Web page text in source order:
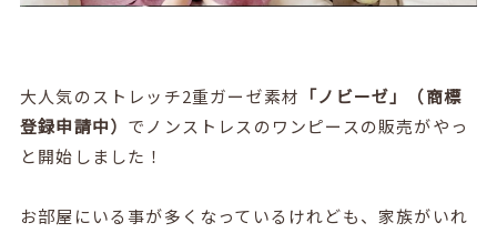
大人気のストレッチ2重ガーゼ素材 「ノビーゼ」（商標
登録申請中） でノンストレスのワンピースの販売がやっ
と開始しました！
お部屋にいる事が多くなっているけれども、家族がいれ